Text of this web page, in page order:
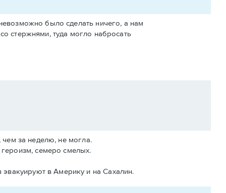
было сделать ничего, а нам
стержнями, туда могло набросать
чем за неделю, не могла.
семеро смелых.
эвакуируют в Америку и на Сахалин.